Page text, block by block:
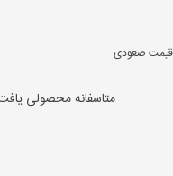
قيمت صعودی
متاسفانه محصولی